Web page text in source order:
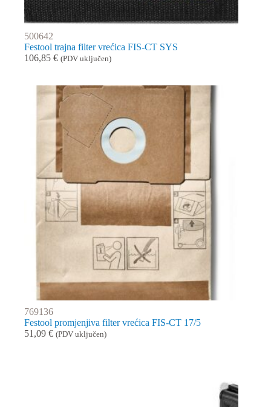
500642
Festool trajna filter vrećica FIS-CT SYS
106,85 € (PDV uključen)
769136
Festool promjenjiva filter vrećica FIS-CT 17/5
51,09 € (PDV uključen)